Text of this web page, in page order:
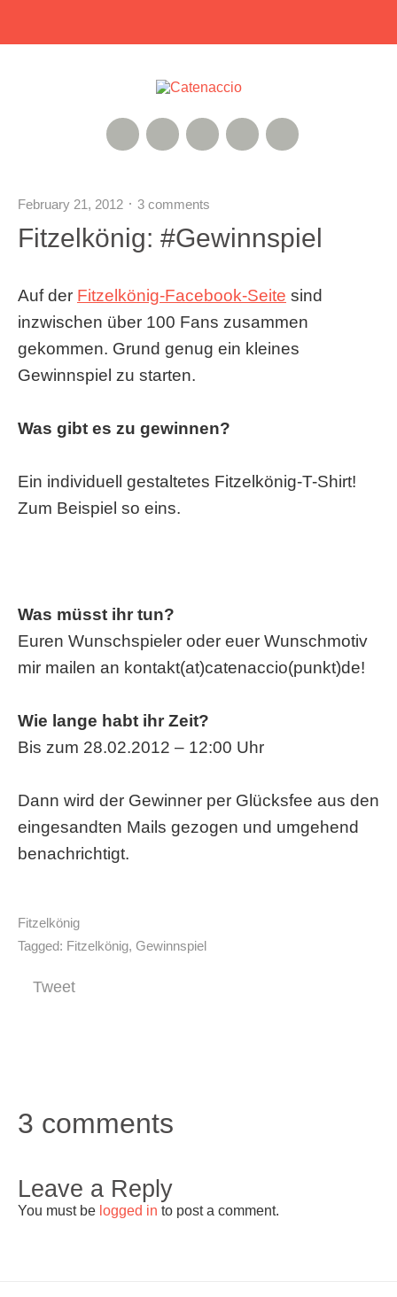
Twitter
Google+
Instagram
Xing
RSS Feed
February 21, 2012 3 comments
Fitzelkönig: #Gewinnspiel
Auf der Fitzelkönig-Facebook-Seite sind
inzwischen über 100 Fans zusammen
gekommen. Grund genug ein kleines
Gewinnspiel zu starten.
Was gibt es zu gewinnen?
Ein individuell gestaltetes Fitzelkönig-T-Shirt!
Zum Beispiel so eins.
Was müsst ihr tun?
Euren Wunschspieler oder euer Wunschmotiv
mir mailen an kontakt(at)catenaccio(punkt)de!
Wie lange habt ihr Zeit?
Bis zum 28.02.2012 – 12:00 Uhr
Dann wird der Gewinner per Glücksfee aus den
eingesandten Mails gezogen und umgehend
benachrichtigt.
Fitzelkönig
Tagged: Fitzelkönig, Gewinnspiel
Tweet
3 comments
Leave a Reply
You must be logged in to post a comment.